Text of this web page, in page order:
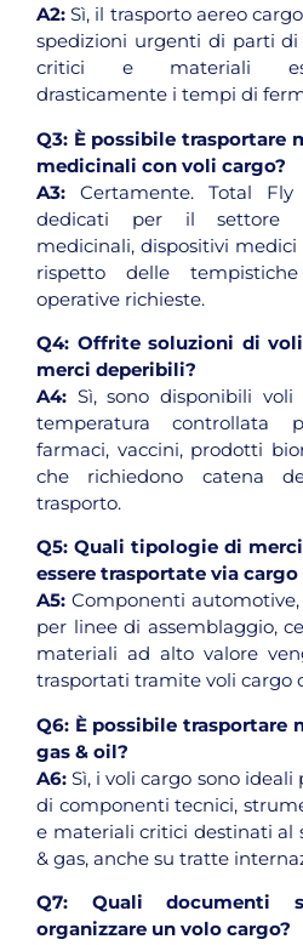
A2: Sì, il trasporto aereo
spedizioni urgenti di parti
critici e materiali
drasticamente i tempi di
Q3: È possibile trasportare
medicinali con voli cargo?
A3: Certamente. Total
dedicati per il settore
medicinali, dispositivi
rispetto delle
operative richieste.
Q4: Offrite soluzioni di
merci deperibili?
A4: Sì, sono disponibili
temperatura controllata
farmaci, vaccini, prodotti
che richiedono catena
trasporto.
Q5: Quali tipologie di
essere trasportate via cargo
A5: Componenti
per linee di assemblaggio,
materiali ad alto valore
trasportati tramite voli cargo
Q6: È possibile trasportare
gas & oil?
A6: Sì, i voli cargo sono
di componenti tecnici,
e materiali critici destinati al
& gas, anche su tratte
Q7:
Quali documenti
organizzare un volo cargo?